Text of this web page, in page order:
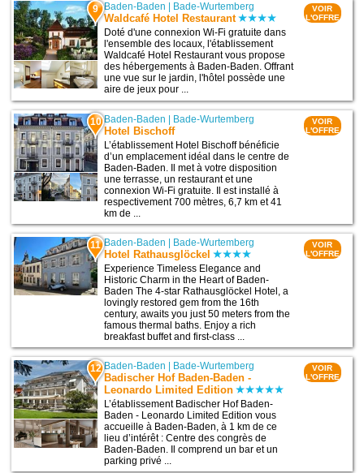
9 Baden-Baden Bade-Wurtemberg
Waldcafé Hotel Restaurant
Doté d'une connexion Wi-Fi gratuite dans
l'ensemble des locaux, l'établissement
Waldcafé Hotel Restaurant vous propose
des hébergements à Baden-Baden. Offrant
une vue sur le jardin, l'hôtel possède une
aire de jeux pour ...
VOIR
L'OFFRE
10 Baden-Baden | Bade-Wurtemberg
Hotel Bischoff
L’établissement Hotel Bischoff bénéficie
d’un emplacement idéal dans le centre de
Baden-Baden. Il met à votre disposition
une terrasse, un restaurant et une
connexion Wi-Fi gratuite. Il est installé à
respectivement 700 mètres, 6,7 km et 41
km de ...
VOIR
L'OFFRE
11 Baden-Baden | Bade-Wurtemberg
Hotel Rathausglöckel
Experience Timeless Elegance and
Historic Charm in the Heart of Baden-
Baden The 4-star Rathausglöckel Hotel, a
lovingly restored gem from the 16th
century, awaits you just 50 meters from the
famous thermal baths. Enjoy a rich
breakfast buffet and first-class ...
VOIR
L'OFFRE
12 Baden-Baden | Bade-Wurtemberg
Badischer Hof Baden-Baden -
Leonardo Limited Edition
L’établissement Badischer Hof Baden-
Baden - Leonardo Limited Edition vous
accueille à Baden-Baden, à 1 km de ce
lieu d’intérêt : Centre des congrès de
Baden-Baden. Il comprend un bar et un
parking privé ...
VOIR
L'OFFRE